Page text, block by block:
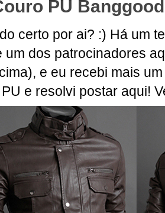
PU
certo por ai? :) Há um
um dos patrocinadores
e eu recebi mais
e resolvi postar aqui!